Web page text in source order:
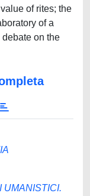
of rites; the
of a
debate on the
UMANISTICI.